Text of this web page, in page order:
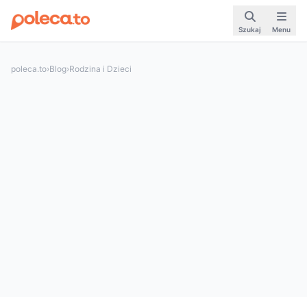
Szukaj Menu
poleca.to›Blog›Rodzina i Dzieci